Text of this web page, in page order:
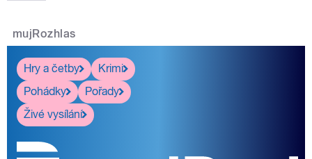
mujRozhlas
Hry a četby
Krimi
Pohádky
Pořady
Živé vysílání